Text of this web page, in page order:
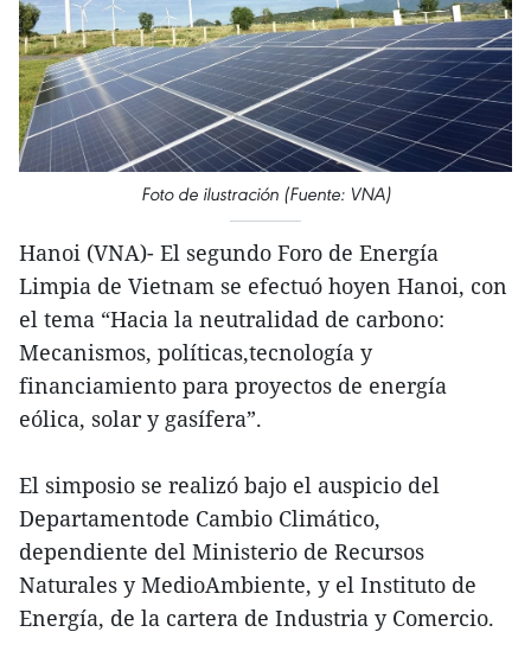
Foto de ilustración (Fuente: VNA)
Hanoi (VNA)- El segundo Foro de Energía
Limpia de Vietnam se efectuó hoyen Hanoi, con
el tema “Hacia la neutralidad de carbono:
Mecanismos, políticas,tecnología y
financiamiento para proyectos de energía
eólica, solar y gasífera”.
El simposio se realizó bajo el auspicio del
Departamentode Cambio Climático,
dependiente del Ministerio de Recursos
Naturales y MedioAmbiente, y el Instituto de
Energía, de la cartera de Industria y Comercio.